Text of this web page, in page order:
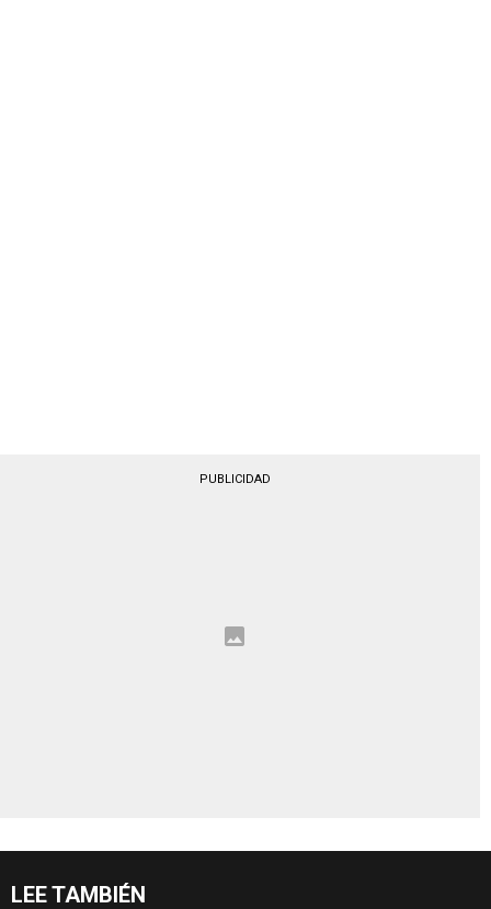
PUBLICIDAD
LEE TAMBIÉN